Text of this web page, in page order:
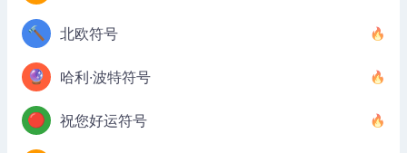
🔨 北欧符号
🔮 哈利·波特符号
🔴 祝您好运符号